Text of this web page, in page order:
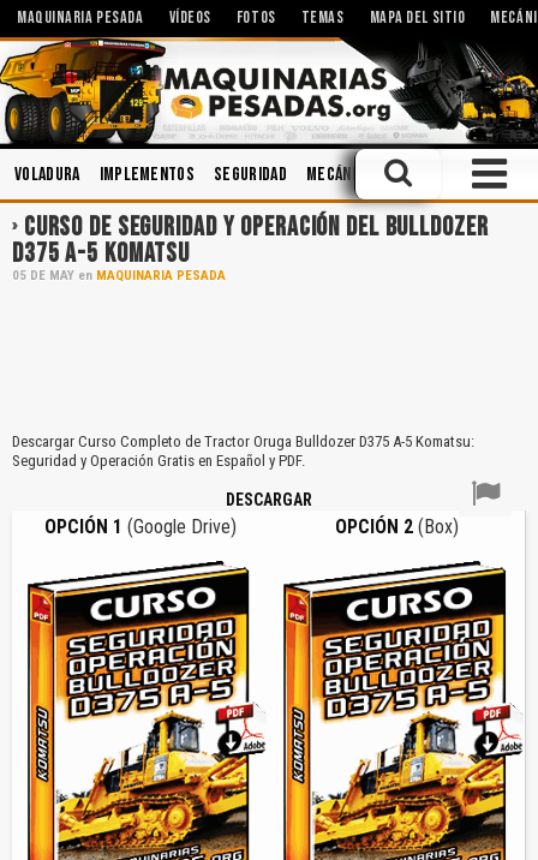
MAQUINARIA PESADA VÍDEOS FOTOS TEMAS MAPA DEL SITIO
Voladura Implementos Seguridad Mecánica Motores
CURSO DE SEGURIDAD Y OPERACIÓN DEL BULLDOZER
D375 A-5 KOMATSU
05 DE MAY en MAQUINARIA PESADA
Descargar Curso Completo de Tractor Oruga Bulldozer D375 A-5 Komatsu:
Seguridad y Operación Gratis en Español y PDF.
DESCARGAR
OPCIÓN 1 (Google Drive) OPCIÓN 2(Box)